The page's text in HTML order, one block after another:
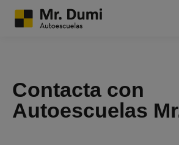
Contacta con
Autoescuelas